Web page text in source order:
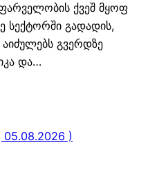
ქვეშ მყოფ
სექტორში გადადის,
გვერდზე
და…